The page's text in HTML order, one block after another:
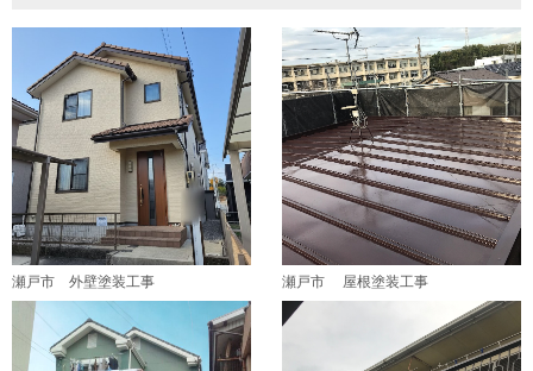
瀬戸市 外壁塗装工事 瀬戸市 屋根塗装工事